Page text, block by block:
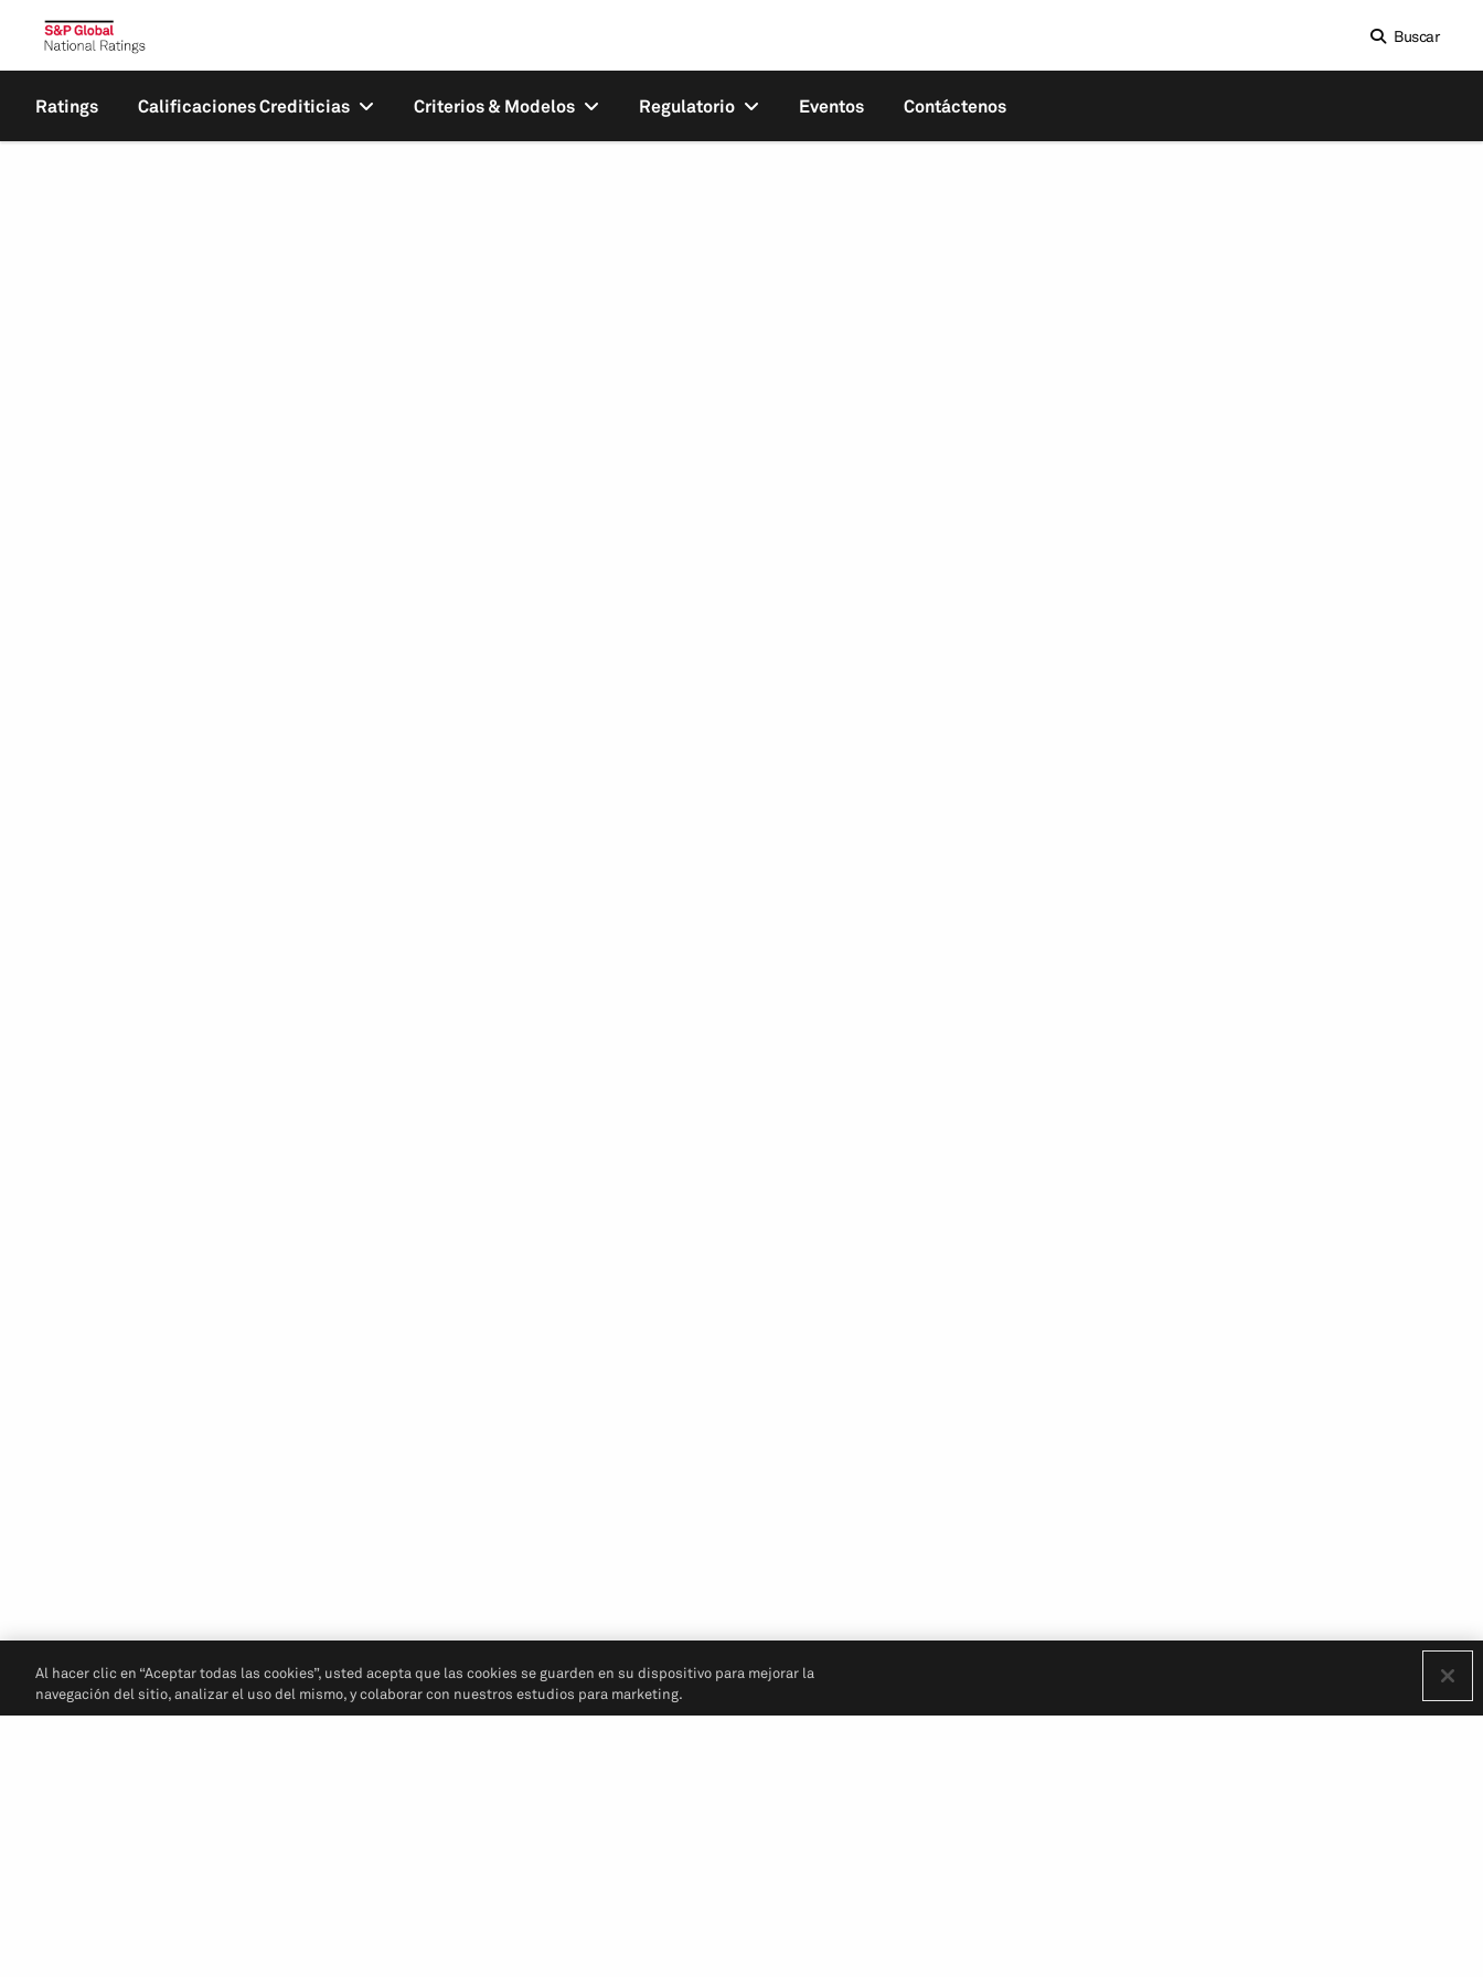
Buscar
Ratings Calificaciones Crediticias Criterios & Modelos Regulatorio Eventos Contáctenos
Al hacer clic en “Aceptar todas las cookies”, usted acepta que las cookies se guarden en su dispositivo para mejorar la
navegación del sitio, analizar el uso del mismo, y colaborar con nuestros estudios para marketing.